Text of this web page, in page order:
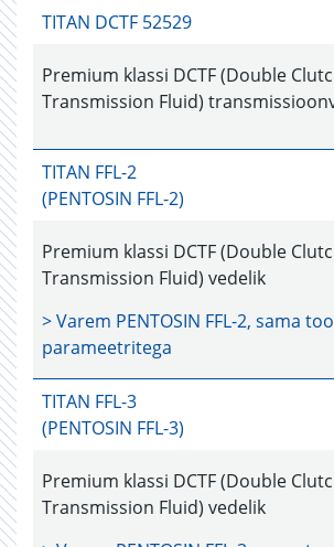
TITAN DCTF 52529
Premium klassi DCTF (Double
Transmission Fluid)
TITAN FFL-2
(PENTOSIN FFL-2)
Premium klassi DCTF (Double
Transmission Fluid) vedelik
> Varem PENTOSIN FFL-2, sama
parameetritega
TITAN FFL-3
(PENTOSIN FFL-3)
Premium klassi DCTF (Double
Transmission Fluid) vedelik